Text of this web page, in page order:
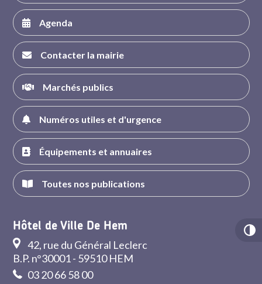
Agenda
Contacter la mairie
Marchés publics
Numéros utiles et d'urgence
Équipements et annuaires
Toutes nos publications
Hôtel de Ville De Hem
42, rue du Général Leclerc
B.P. n°30001 - 59510 HEM
03 20 66 58 00